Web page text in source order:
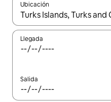
Ubicación
Cuando los resultados
Llegada
Salida